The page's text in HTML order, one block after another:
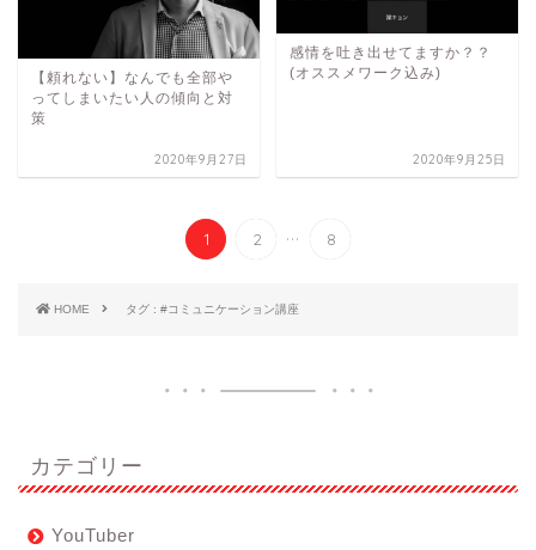
【頼れない】なんでも全部や
ってしまいたい人の傾向と対
策
2020年9月27日
感情を吐き出せてますか？？
(オススメワーク込み)
2020年9月25日
1 2 ... 8
HOME タグ : #コミュニケーション講座
カテゴリー
YouTuber